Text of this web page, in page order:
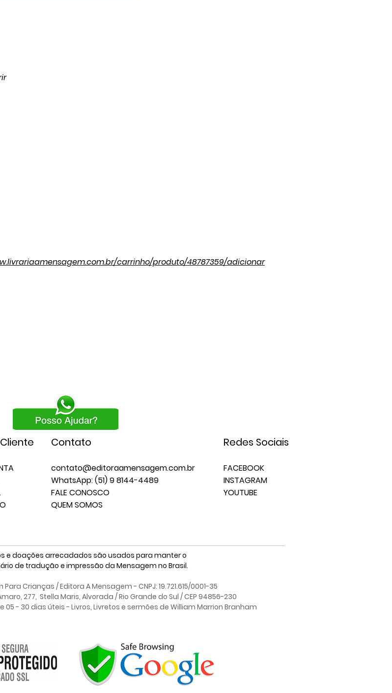
carrinho/produto/48787359/adicionar
Contato
contato@editoraamensagem.com.br
WhatsApp: (51) 9 8144-4489
FALE CONOSCO
QUEM SOMOS
Redes Sociais
FACEBOOK
INSTAGRAM
YOUTUBE
e doações arrecadados são usados para manter o
de tradução e impressão da Mensagem no Brasil.
Crianças / Editora A Mensagem - CNPJ: 19.721.615/0001-35
277, Stella Maris, Alvorada / Rio Grande do Sul / CEP 94856-230
- 30 dias úteis - Livros, Livretos e sermões de William Marrion Branham